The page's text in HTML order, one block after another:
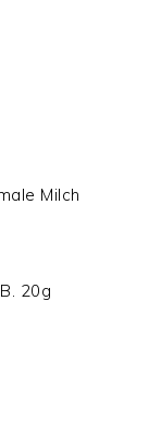
Milch
20g